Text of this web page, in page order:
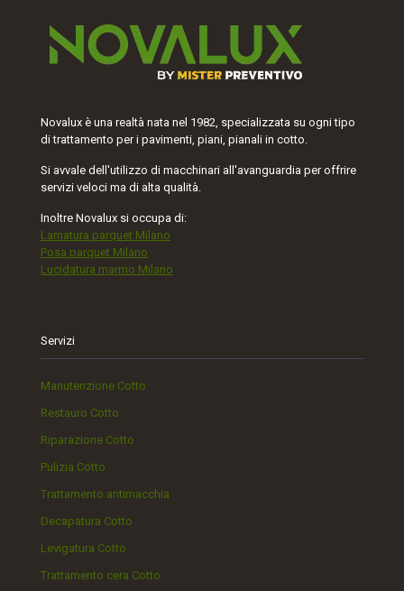
Novalux è una realtà nata nel 1982, specializzata su ogni tipo
di trattamento per i pavimenti, piani, pianali in cotto.
Si avvale dell'utilizzo di macchinari all'avanguardia per offrire
servizi veloci ma di alta qualità.
Inoltre Novalux si occupa di:
Lamatura parquet Milano
Posa parquet Milano
Lucidatura marmo Milano
Servizi
Manutenzione Cotto
Restauro Cotto
Riparazione Cotto
Pulizia Cotto
Trattamento antimacchia
Decapatura Cotto
Levigatura Cotto
Trattamento cera Cotto